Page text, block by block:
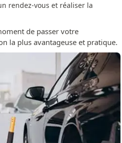
rendez-vous et réaliser la
de passer votre
la plus avantageuse et pratique.